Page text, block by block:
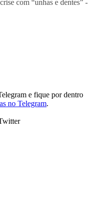
e fique por dentro
no Telegram.